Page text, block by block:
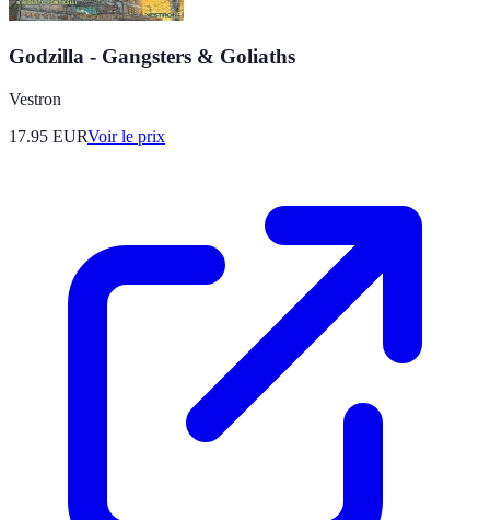
Godzilla - Gangsters & Goliaths
Vestron
17.95 EURVoir le prix